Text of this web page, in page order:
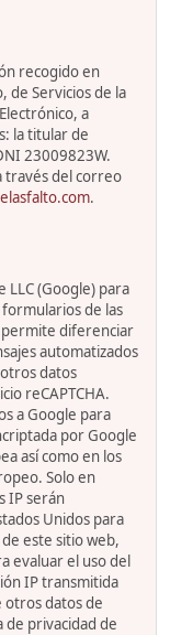
recogido en
de Servicios de la
a
la titular de
23009823W.
través del correo
.
LLC (Google) para
de las
permite diferenciar
automatizados
datos
reCAPTCHA.
a Google para
por Google
así como en los
Solo en
IP serán
Unidos para
este sitio web,
evaluar el uso del
IP transmitida
otros datos de
de privacidad de